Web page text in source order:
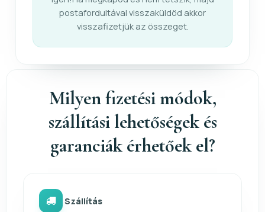
postafordultával visszaküldöd akkor
visszafizetjük az összeget.
Milyen fizetési módok,
szállítási lehetőségek és
garanciák érhetőek el?
Szállítás